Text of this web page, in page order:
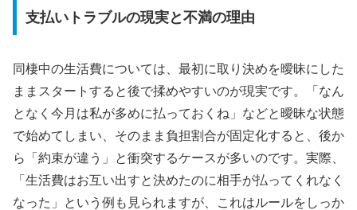
支払いトラブルの現実と不満の理由
同棲中の生活費については、最初に取り決めを曖昧にした
ままスタートすると後で揉めやすいのが現実です。「なん
となく今月は私が多めに払っておくね」などと曖昧な状態
で始めてしまい、そのまま負担割合が固定化すると、後か
ら「約束が違う」と衝突するケースが多いのです。実際、
「生活費はお互い出すと決めたのに相手が払ってくれなく
なった」という例も見られますが、これはルールをしっか